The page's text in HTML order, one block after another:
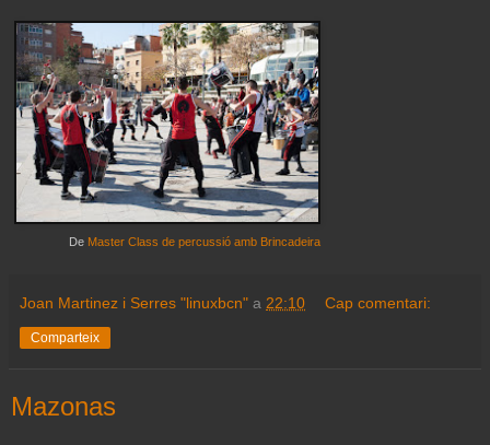
De Master Class de percussió amb Brincadeira
Joan Martinez i Serres "linuxbcn" a 22:10 Cap comentari:
Comparteix
Mazonas